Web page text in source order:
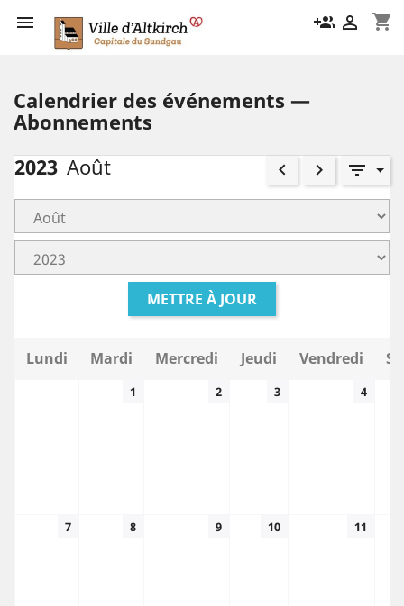
 shopping_cart
group_add 
Calendrier des événements —
Abonnements
2023 Août keyboard_arrow_left keyboard_arrow_right filter_list
METTRE À JOUR
Lundi Mardi Mercredi Jeudi Vendredi
1 2 3 4
7 8 9 10 11